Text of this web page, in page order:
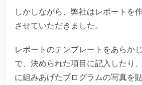
しかしながら、弊社はレポートを
させていただきました。
レポートのテンプレートをあらか
で、決められた項目に記入したり
に組みあげたプログラムの写真を